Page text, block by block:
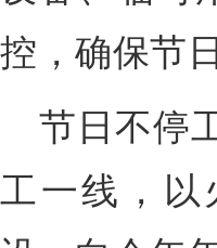
控，确保节
节日不停
工一线，以